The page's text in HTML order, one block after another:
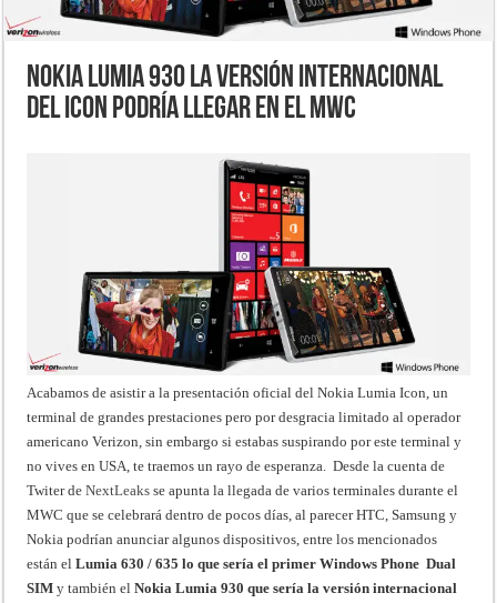
Nokia Lumia 930 la versión internacional
del Icon podría llegar en el MWC
Acabamos de asistir a la presentación oficial del Nokia Lumia Icon, un
terminal de grandes prestaciones pero por desgracia limitado al operador
americano Verizon, sin embargo si estabas suspirando por este terminal y
no vives en USA, te traemos un rayo de esperanza. Desde la cuenta de
Twiter deNextLeaks se apunta la llegada de varios terminales durante el
MWC que se celebrará dentro de pocos días, al parecer HTC, Samsung y
Nokia podrían anunciar algunos dispositivos, entre los mencionados
están elLumia 630 / 635 lo que sería el primer Windows Phone Dual
SIM y también elNokia Lumia 930 que sería la versión internacional